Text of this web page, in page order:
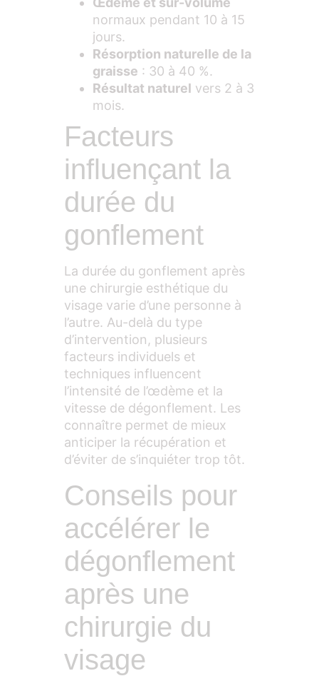
normaux pendant 10 à 15
jours.
Résorption naturelle de la
graisse : 30 à 40 %.
Résultat naturel vers 2 à 3
mois.
Facteurs
influençant la
durée du
gonflement
La durée du gonflement après
une chirurgie esthétique du
visage varie d’une personne à
l’autre. Au-delà du type
d’intervention, plusieurs
facteurs individuels et
techniques influencent
l’intensité de l’œdème et la
vitesse de dégonflement. Les
connaître permet de mieux
anticiper la récupération et
d’éviter de s’inquiéter trop tôt.
Conseils pour
accélérer le
dégonflement
après une
chirurgie du
visage